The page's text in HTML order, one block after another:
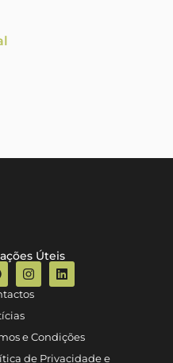
Úteis
e Condições
de Privacidade e